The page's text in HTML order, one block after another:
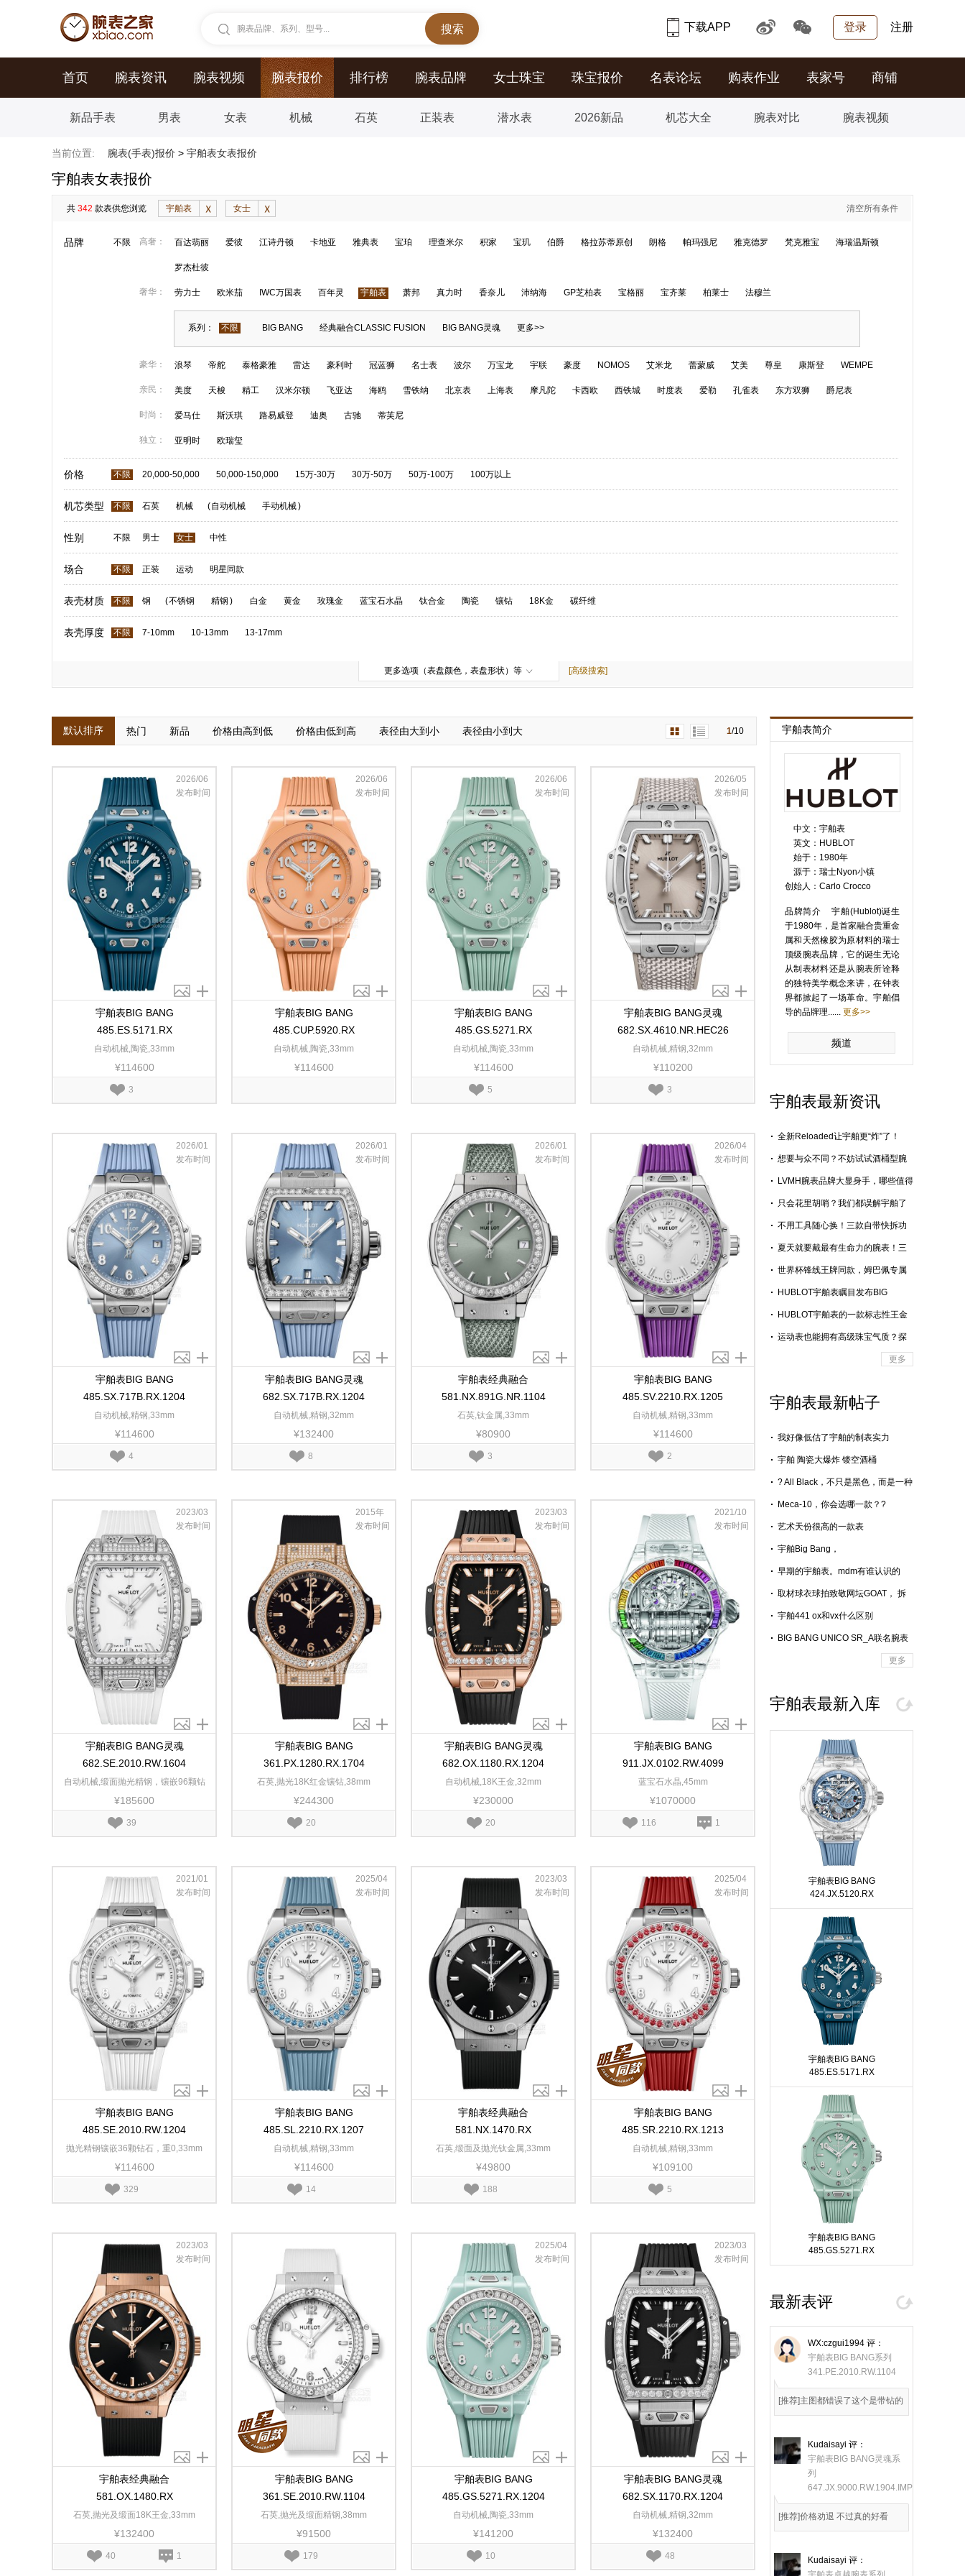
腕表品牌、系列、型号... 登录 注册
下载APP
首页 腕表资讯 腕表视频 腕表报价 排行榜 腕表品牌 女士珠宝 珠宝报价 名表论坛 购表作业 表家号 商铺
新品手表 男表 女表 机械 石英 正装表 潜水表 2026新品 机芯大全 腕表对比 腕表视频
当前位置: 腕表(手表)报价 > 宇舶表女表报价
宇舶表女表报价
共 342 款表供您浏览 宇舶表 女士 清空所有条件
品牌 不限 高奢： 百达翡丽 爱彼 江诗丹顿 卡地亚 雅典表 宝珀 理查米尔 积家 宝玑 伯爵 格拉苏蒂原创 朗格 帕玛强尼 雅克德罗 梵克雅宝 海瑞温斯顿
罗杰杜彼
奢华： 劳力士 欧米茄 IWC万国表 百年灵 宇舶表 萧邦 真力时 香奈儿 沛纳海 GP芝柏表 宝格丽 宝齐莱 柏莱士 法穆兰
系列： 不限 BIG BANG 经典融合CLASSIC FUSION BIG BANG灵魂 更多>>
豪华： 浪琴 帝舵 泰格豪雅 雷达 豪利时 冠蓝狮 名士表 波尔 万宝龙 宇联 豪度 NOMOS 艾米龙 蕾蒙威 艾美 尊皇 康斯登 WEMPE
亲民： 美度 天梭 精工 汉米尔顿 飞亚达 海鸥 雪铁纳 北京表 上海表 摩凡陀 卡西欧 西铁城 时度表 爱勒 孔雀表 东方双狮 爵尼表
时尚： 爱马仕 斯沃琪 路易威登 迪奥 古驰 蒂芙尼
独立： 亚明时 欧瑞玺
价格 不限 20,000-50,000 50,000-150,000 15万-30万 30万-50万 50万-100万 100万以上
机芯类型 不限 石英 机械 (自动机械 手动机械)
性别 不限 男士 女士 中性
场合 不限 正装 运动 明星同款
表壳材质 不限 钢 (不锈钢 精钢 ) 白金 黄金 玫瑰金 蓝宝石水晶 钛合金 陶瓷 镶钻 18K金 碳纤维
表壳厚度 不限 7-10mm 10-13mm 13-17mm
更多选项（表盘颜色，表盘形状）等 [高级搜索]
默认排序 热门 新品 价格由高到低 价格由低到高 表径由大到小 表径由小到大 1/10
2026/06
发布时间
宇舶表BIG BANG
485.ES.5171.RX
自动机械,陶瓷,33mm
¥114600
3
2026/06
发布时间
宇舶表BIG BANG
485.CUP.5920.RX
自动机械,陶瓷,33mm
¥114600
2026/06
发布时间
宇舶表BIG BANG
485.GS.5271.RX
自动机械,陶瓷,33mm
¥114600
5
2026/05
发布时间
宇舶表BIG BANG灵魂
682.SX.4610.NR.HEC26
自动机械,精钢,32mm
¥110200
3
2026/01
发布时间
宇舶表BIG BANG
485.SX.717B.RX.1204
自动机械,精钢,33mm
¥114600
4
2026/01
发布时间
宇舶表BIG BANG灵魂
682.SX.717B.RX.1204
自动机械,精钢,32mm
¥132400
8
2026/01
发布时间
宇舶表经典融合
581.NX.891G.NR.1104
石英,钛金属,33mm
¥80900
3
2026/04
发布时间
宇舶表BIG BANG
485.SV.2210.RX.1205
自动机械,精钢,33mm
¥114600
2
2023/03
发布时间
宇舶表BIG BANG灵魂
682.SE.2010.RW.1604
自动机械,缎面抛光精钢，镶嵌96颗钻
石,32mm
¥185600
39
2015年
发布时间
宇舶表BIG BANG
361.PX.1280.RX.1704
石英,抛光18K红金镶钻,38mm
¥244300
20
2023/03
发布时间
宇舶表BIG BANG灵魂
682.OX.1180.RX.1204
自动机械,18K王金,32mm
¥230000
20
2021/10
发布时间
宇舶表BIG BANG
911.JX.0102.RW.4099
蓝宝石水晶,45mm
¥1070000
116 1
2021/01
发布时间
宇舶表BIG BANG
485.SE.2010.RW.1204
抛光精钢镶嵌36颗钻石，重0,33mm
¥114600
329
2025/04
发布时间
宇舶表BIG BANG
485.SL.2210.RX.1207
自动机械,精钢,33mm
¥114600
14
2023/03
发布时间
宇舶表经典融合
581.NX.1470.RX
石英,缎面及抛光钛金属,33mm
¥49800
188
2025/04
发布时间
宇舶表BIG BANG
485.SR.2210.RX.1213
自动机械,精钢,33mm
¥109100
5
2023/03
发布时间
宇舶表经典融合
581.OX.1480.RX
石英,抛光及缎面18K王金,33mm
¥132400
40 1
宇舶表BIG BANG
361.SE.2010.RW.1104
石英,抛光及缎面精钢,38mm
¥91500
179
2025/04
发布时间
宇舶表BIG BANG
485.GS.5271.RX.1204
自动机械,陶瓷,33mm
¥141200
10
2023/03
发布时间
宇舶表BIG BANG灵魂
682.SX.1170.RX.1204
自动机械,精钢,32mm
¥132400
48
宇舶表简介
中文： 宇舶表
英文： HUBLOT
始于： 1980年
源于： 瑞士Nyon小镇
创始人： Carlo Crocco
品牌简介 宇舶(Hublot)诞生
于1980年，是首家融合贵重金
属和天然橡胶为原材料的瑞士
顶级腕表品牌，它的诞生无论
从制表材料还是从腕表所诠释
的独特美学概念来讲，在钟表
界都掀起了一场革命。宇舶倡
导的品牌理...... 更多>>
频道
宇舶表最新资讯
全新Reloaded让宇舶更“炸”了！
想要与众不同？不妨试试酒桶型腕
LVMH腕表品牌大显身手，哪些值得
只会花里胡哨？我们都误解宇舶了
不用工具随心换！三款自带快拆功
夏天就要戴最有生命力的腕表！三
世界杯锋线王牌同款，姆巴佩专属
HUBLOT宇舶表瞩目发布BIG
HUBLOT宇舶表的一款标志性王金
运动表也能拥有高级珠宝气质？探
索宇舶表BIG BANG的另一面
更多
宇舶表最新帖子
我好像低估了宇舶的制表实力
宇舶 陶瓷大爆炸 镂空酒桶
? All Black，不只是黑色，而是一种
Meca-10，你会选哪一款？?
艺术天份很高的一款表
宇舶Big Bang，
早期的宇舶表。mdm有谁认识的
取材球衣球拍致敬网坛GOAT， 拆
宇舶441 ox和vx什么区别
BIG BANG UNICO SR_A联名腕表
更多
宇舶表最新入库
宇舶表BIG BANG
424.JX.5120.RX
宇舶表BIG BANG
485.ES.5171.RX
宇舶表BIG BANG
485.GS.5271.RX
最新表评
WX:czgui1994 评：
宇舶表BIG BANG系列
341.PE.2010.RW.1104
[推荐]主图都错误了这个是带钻的
Kudaisayi 评：
宇舶表BIG BANG灵魂系
列
647.JX.9000.RW.1904.IMP26
[推荐]价格劝退 不过真的好看
Kudaisayi 评：